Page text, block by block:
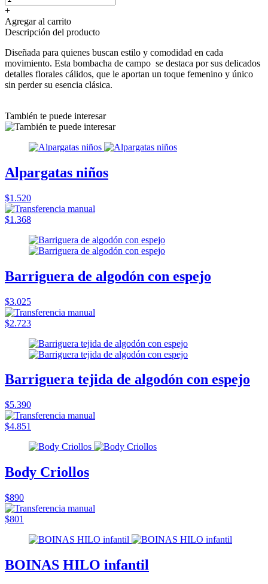
+
Agregar al carrito
Descripción del producto
Diseñada para quienes buscan estilo y comodidad en cada
movimiento. Esta bombacha de campo se destaca por sus delicados
detalles florales cálidos, que le aportan un toque femenino y único
sin perder su esencia clásica.
También te puede interesar
Alpargatas niños
$1.520
$1.368
Barriguera de algodón con espejo
$3.025
$2.723
Barriguera tejida de algodón con espejo
$5.390
$4.851
Body Criollos
$890
$801
BOINAS HILO infantil